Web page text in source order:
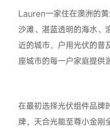
Lauren一家住在澳洲的
沙滩、湛蓝透明的海水、
近的城市，户用光伏的普
座城市的每一户家庭提供
在最初选择光伏组件品牌
牌，天合光能至尊小金刚